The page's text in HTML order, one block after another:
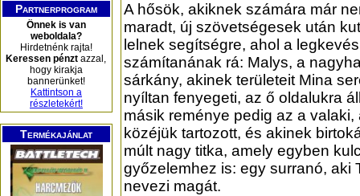
Partnerprogram
Önnek is van
weboldala?
Hirdetnénk rajta!
Keressen pénzt azzal,
hogy kirakja
bannerünket!
Kattintson a
részletekért!
Termékajánlat
A hősök, akiknek számára már
maradt, új szövetségesek után
lelnek segítségre, ahol a
számítanának rá: Malys, a
sárkány, akinek területeit Mina
nyíltan fenyegeti, az ő oldalukra
másik reménye pedig az a valaki,
közéjük tartozott, és akinek
múlt nagy titka, amely egyben
győzelemhez is: egy surranó, aki
nevezi magát.